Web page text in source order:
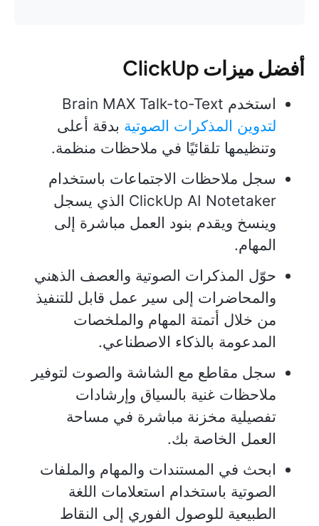
أفضل ميزات ClickUp
استخدم Brain MAX Talk-to-Text
لتدوين المذكرات الصوتية بدقة أعلى
وتنظيمها تلقائيًا في ملاحظات منظمة.
سجل ملاحظات الاجتماعات باستخدام
ClickUp AI Notetaker الذي يسجل
وينسخ ويقدم بنود العمل مباشرة إلى
المهام.
حوّل المذكرات الصوتية والعصف الذهني
والمحاضرات إلى سير عمل قابل للتنفيذ
من خلال أتمتة المهام والملخصات
المدعومة بالذكاء الاصطناعي.
سجل مقاطع مع الشاشة والصوت لتوفير
ملاحظات غنية بالسياق وإرشادات
تفصيلية مخزنة مباشرة في مساحة
العمل الخاصة بك.
ابحث في المستندات والمهام والملفات
الصوتية باستخدام استعلامات اللغة
الطبيعية للوصول الفوري إلى النقاط